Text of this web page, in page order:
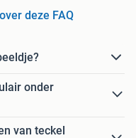
deze FAQ
onder
van teckel